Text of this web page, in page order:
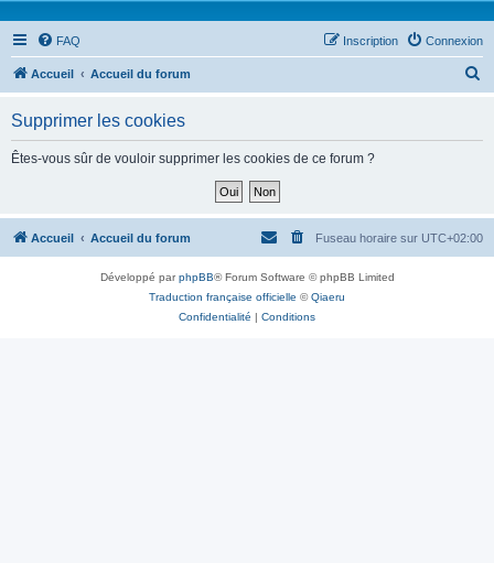
FAQ Connexion
Inscription
Accueil Accueil du forum
h
Supprimer les cookies
Êtes-vous sûr de vouloir supprimer les cookies de ce forum ?
Accueil Accueil du forum Fuseau horaire sur UTC+02:00
Développé parphpBB® Forum Software © phpBB Limited
Traduction française officielle ©Qiaeru
Confidentialité | Conditions